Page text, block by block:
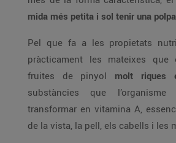
mida més petita i sol tenir una
Pel que fa a les propietats
pràcticament les mateixes que
fruites de pinyol molt riques
substàncies que l’organisme
transformar en vitamina A,
de la vista, la pell, els cabells i les